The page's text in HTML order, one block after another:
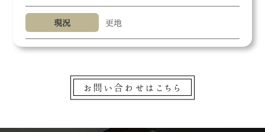
現況 更地
お問い合わせはこちら